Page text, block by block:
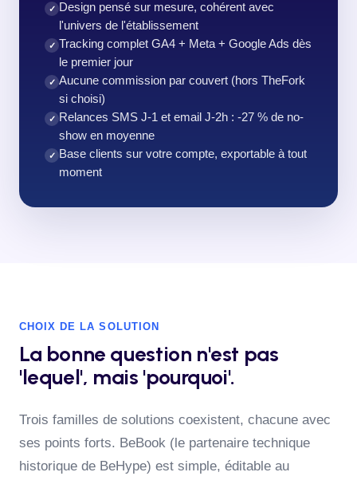
✓ Design pensé sur mesure, cohérent avec
l'univers de l'établissement
✓ Tracking complet GA4 + Meta + Google Ads dès
le premier jour
✓ Aucune commission par couvert (hors TheFork
si choisi)
✓ Relances SMS J-1 et email J-2h : -27 % de no-
show en moyenne
✓ Base clients sur votre compte, exportable à tout
moment
CHOIX DE LA SOLUTION
La bonne question n'est pas
'lequel', mais 'pourquoi'.
Trois familles de solutions coexistent, chacune avec
ses points forts. BeBook (le partenaire technique
historique de BeHype) est simple, éditable au